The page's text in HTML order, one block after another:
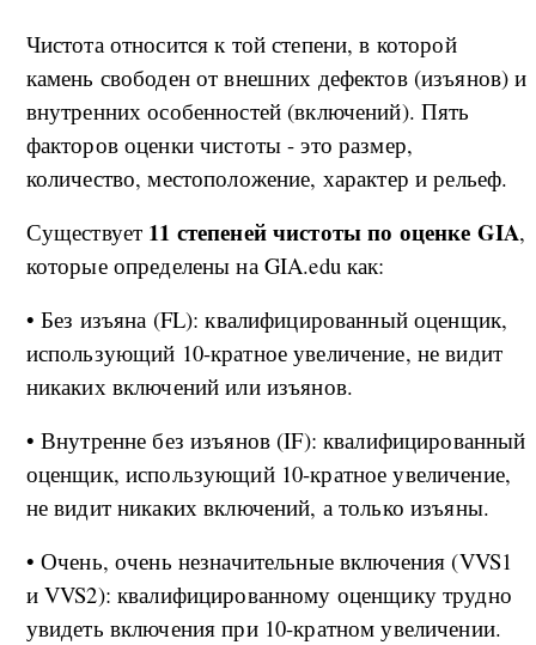
Чистота относится к той степени, в которой
камень свободен от внешних дефектов (изъянов) и
внутренних особенностей (включений). Пять
факторов оценки чистоты - это размер,
количество, местоположение, характер и рельеф.
Существует 11 степеней чистоты по оценке GIA,
которые определены на GIA.edu как:
• Без изъяна (FL): квалифицированный оценщик,
использующий 10-кратное увеличение, не видит
никаких включений или изъянов.
• Внутренне без изъянов (IF): квалифицированный
оценщик, использующий 10-кратное увеличение,
не видит никаких включений, а только изъяны.
• Очень, очень незначительные включения (VVS1
и VVS2): квалифицированному оценщику трудно
увидеть включения при 10-кратном увеличении.